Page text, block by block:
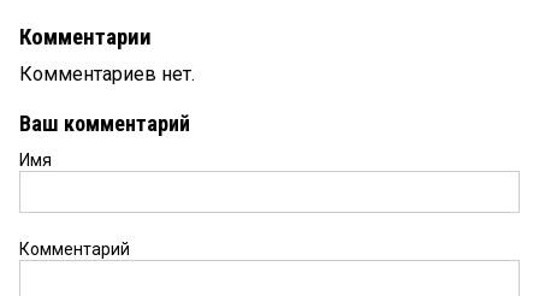
Комментарии
Комментариев нет.
Ваш комментарий
Имя
Комментарий